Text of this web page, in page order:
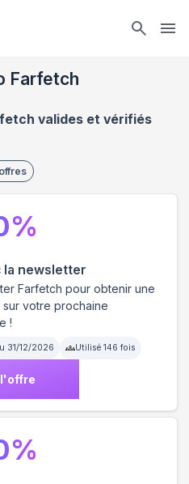
Farfetch
valides et vérifiés
offres
la newsletter
Farfetch pour obtenir une
votre prochaine
!
31/12/2026 Utilisé 146 fois
%
%